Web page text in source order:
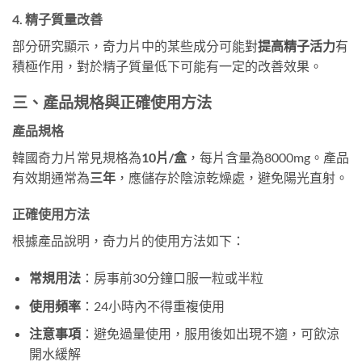
4. 精子質量改善
部分研究顯示，奇力片中的某些成分可能對提高精子活力有
積極作用，對於精子質量低下可能有一定的改善效果。
三、產品規格與正確使用方法
產品規格
韓國奇力片常見規格為10片/盒，每片含量為8000mg。產品
有效期通常為三年 ，應儲存於陰涼乾燥處，避免陽光直射。
正確使用方法
根據產品說明，奇力片的使用方法如下：
常規用法：房事前30分鐘口服一粒或半粒
使用頻率：24小時內不得重複使用
注意事項：避免過量使用，服用後如出現不適，可飲涼
開水緩解